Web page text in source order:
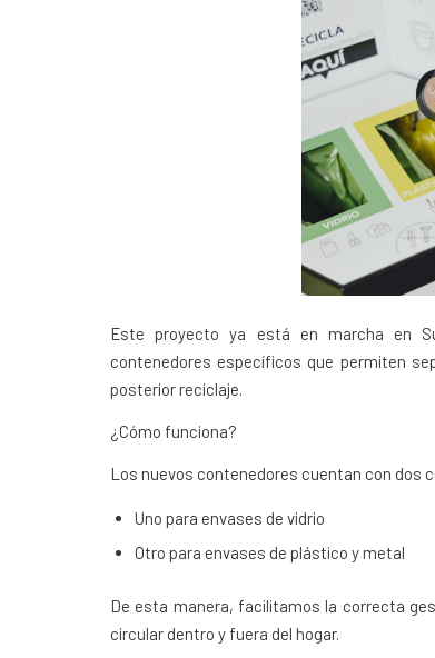
Este proyecto ya está en marcha en
contenedores específicos que permiten
posterior reciclaje.
¿Cómo funciona?
Los nuevos contenedores cuentan con dos
Uno para envases de vidrio
Otro para envases de plástico y metal
De esta manera, facilitamos la correcta
circular dentro y fuera del hogar.